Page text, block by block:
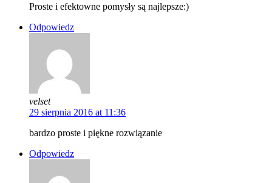
Proste i efektowne pomysły są najlepsze:)
Odpowiedz
velset
29 sierpnia 2016 at 11:36
bardzo proste i piękne rozwiązanie
Odpowiedz